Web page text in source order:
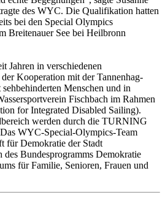
des WYC. Die Qualifikation hatten
bei den Special Olympics
Breitenauer See bei Heilbronn
Jahren in verschiedenen
Kooperation mit der Tannenhag-
Menschen und in
Fischbach im Rahmen
for Integrated Disabled Sailing).
werden durch die TURNING
WYC-Special-Olympics-Team
für Demokratie der Stadt
des Bundesprogramms Demokratie
für Familie, Senioren, Frauen und